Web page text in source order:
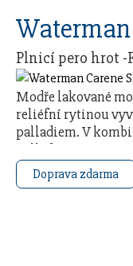
Plnicí pero hrot -
Modře lakované
reliéfní rytinou
palladiem. V
palladiem. Hrot z
750/1000) …
Doprava zdarma